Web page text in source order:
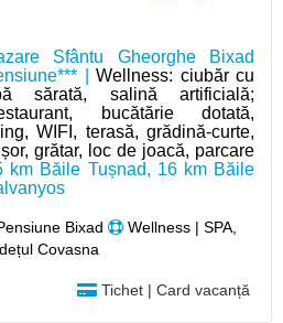
Sfântu Gheorghe Bixad
|Wellness: ciubăr cu
sărată, salină artificială;
bucătărie dotată,
WIFI, terasă, grădină-curte,
grătar, loc de joacă, parcare
km Băile Tușnad, 16 km Băile
Bixad
Wellness | SPA,
Covasna
Tichet | Card vacanță